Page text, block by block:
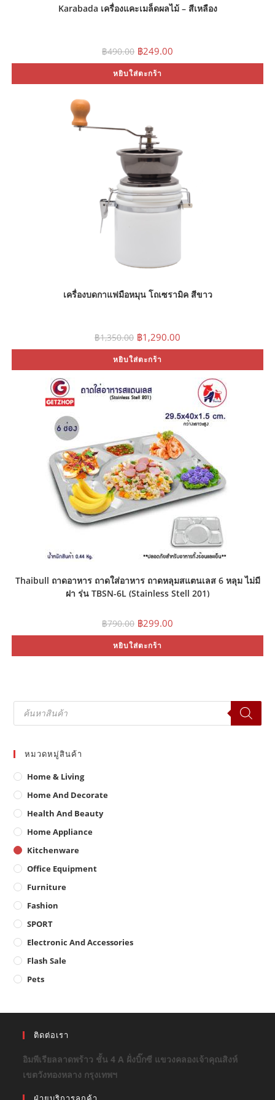
Karabada เครื่องแคะเมล็ดผลไม้ – สีเหลือง
฿490.00 Original
price
was:
฿490.00.
฿249.00
is:
หยิบใส่ตะกร้า
เครื่องบดกาแฟมือหมุน โถเซรามิค สีขาว
฿1,350.00 Original
price
was:
฿1,350.00.
฿1,290.00
is:
หยิบใส่ตะกร้า
Thaibull ถาดอาหาร ถาดใส่อาหาร ถาดหลุมสแตนเลส 6 หลุม ไม่มี
ฝา รุ่น TBSN-6L (Stainless Stell 201)
฿790.00 Original
price
was:
฿790.00.
฿299.00
is:
หยิบใส่ตะกร้า
Products
search
หมวดหมู่สินค้า
Home & Living
Home And Decorate
Health And Beauty
Home Appliance
Kitchenware
Office Equipment
Furniture
Fashion
SPORT
Electronic And Accessories
Flash Sale
Pets
ติดต่อเรา
อิมพีเรียลลาดพร้าว ชั้น 4 A ฝั่งบิ๊กซี แขวงคลองเจ้าคุณสิงห์
เขตวังทองหลาง กรุงเทพฯ